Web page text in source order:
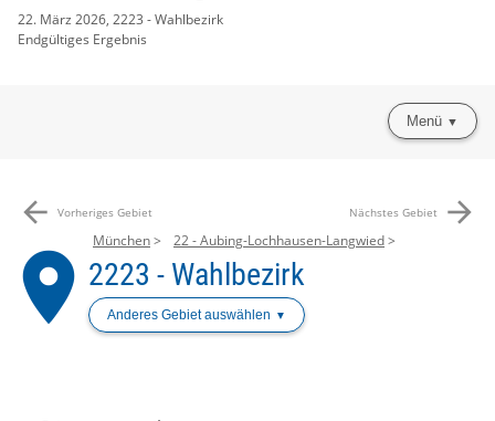
22. März 2026, 2223 - Wahlbezirk
Endgültiges Ergebnis
Menü
arrow_back Vorheriges Gebiet Nächstes Gebiet arrow_forward
place
München 22 - Aubing-Lochhausen-Langwied
2223 - Wahlbezirk
Anderes Gebiet auswählen